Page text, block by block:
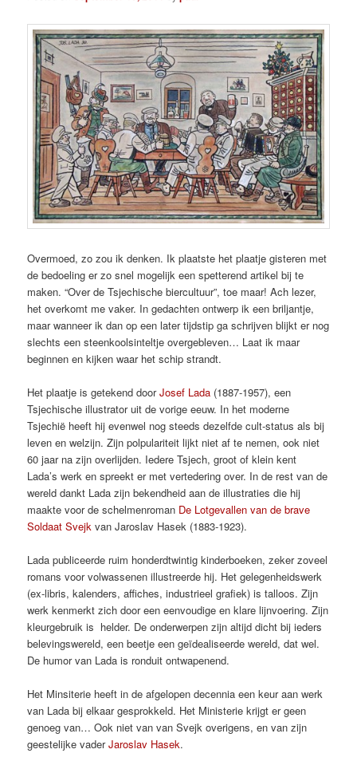
Overmoed, zo zou ik denken. Ik plaatste het plaatje gisteren met
de bedoeling er zo snel mogelijk een spetterend artikel bij te
maken. “Over de Tsjechische biercultuur”, toe maar! Ach lezer,
het overkomt me vaker. In gedachten ontwerp ik een briljantje,
maar wanneer ik dan op een later tijdstip ga schrijven blijkt er nog
slechts een steenkoolsinteltje overgebleven… Laat ik maar
beginnen en kijken waar het schip strandt.
Het plaatje is getekend doorJosef Lada (1887-1957), een
Tsjechische illustrator uit de vorige eeuw. In het moderne
Tsjechië heeft hij evenwel nog steeds dezelfde cult-status als bij
leven en welzijn. Zijn polpulariteit lijkt niet af te nemen, ook niet
60 jaar na zijn overlijden. Iedere Tsjech, groot of klein kent
Lada’s werk en spreekt er met vertedering over. In de rest van de
wereld dankt Lada zijn bekendheid aan de illustraties die hij
maakte voor de schelmenroman De Lotgevallen van de brave
Soldaat Svejk van Jaroslav Hasek (1883-1923).
Lada publiceerde ruim honderdtwintig kinderboeken, zeker zoveel
romans voor volwassenen illustreerde hij. Het gelegenheidswerk
(ex-libris, kalenders, affiches, industrieel grafiek) is talloos. Zijn
werk kenmerkt zich door een eenvoudige en klare lijnvoering. Zijn
kleurgebruik is helder. De onderwerpen zijn altijd dicht bij ieders
belevingswereld, een beetje een geïdealiseerde wereld, dat wel.
De humor van Lada is ronduit ontwapenend.
Het Minsiterie heeft in de afgelopen decennia een keur aan werk
van Lada bij elkaar gesprokkeld. Het Ministerie krijgt er geen
genoeg van… Ook niet van van Svejk overigens, en van zijn
geestelijke vaderJaroslav Hasek.